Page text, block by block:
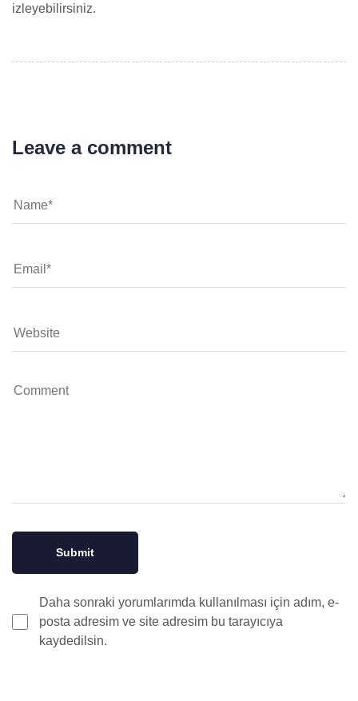
izleyebilirsiniz.
Leave a comment
Daha sonraki yorumlarımda kullanılması için adım, e-
posta adresim ve site adresim bu tarayıcıya
kaydedilsin.